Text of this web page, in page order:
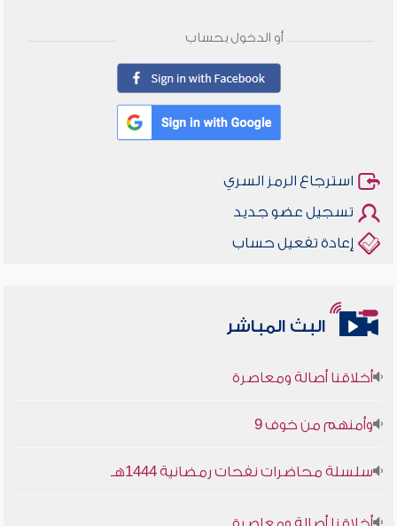
أو الدخول بحساب
استرجاع الرمز السري
تسجيل عضو جديد
إعادة تفعيل حساب
البث المباشر